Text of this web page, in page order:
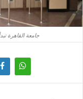
جامعة القاهرة